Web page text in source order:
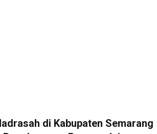
di Kabupaten Semarang